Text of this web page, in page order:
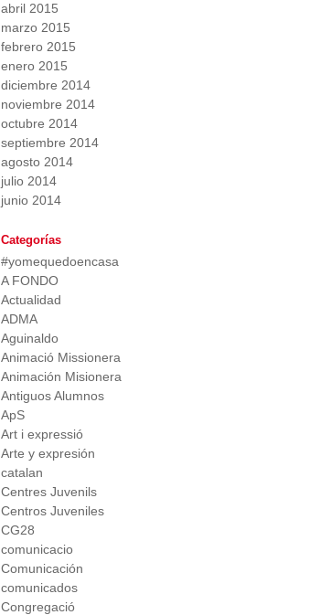
abril 2015
marzo 2015
febrero 2015
enero 2015
diciembre 2014
noviembre 2014
octubre 2014
septiembre 2014
agosto 2014
julio 2014
junio 2014
Categorías
#yomequedoencasa
A FONDO
Actualidad
ADMA
Aguinaldo
Animació Missionera
Animación Misionera
Antiguos Alumnos
ApS
Art i expressió
Arte y expresión
catalan
Centres Juvenils
Centros Juveniles
CG28
comunicacio
Comunicación
comunicados
Congregació